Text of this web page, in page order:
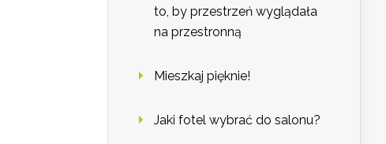
to, by przestrzeń wyglądała
na przestronną
Mieszkaj pięknie!
Jaki fotel wybrać do salonu?